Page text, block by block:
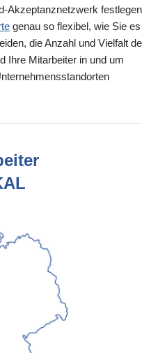
Akzeptanznetzwerk
genau so flexibel, wie Sie es
die Anzahl und Vielfalt
Ihre Mitarbeiter in und um